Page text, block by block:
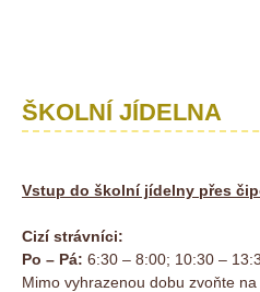
ŠKOLNÍ JÍDELNA
Vstup do školní jídelny přes
Cizí strávníci:
Po – Pá: 6:30 – 8:00; 10:30 –
Mimo vyhrazenou dobu zvoňte